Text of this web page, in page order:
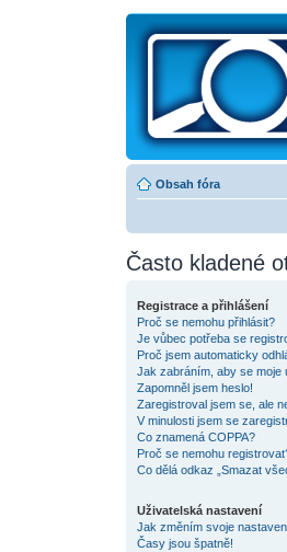
Obsah fóra
Často kladené
Registrace a přihlášení
Proč se nemohu přihlásit?
Je vůbec potřeba se
Proč jsem automaticky
Jak zabráním, aby se moje
Zapomněl jsem heslo!
Zaregistroval jsem se, ale
V minulosti jsem se
Co znamená COPPA?
Proč se nemohu
Co dělá odkaz „Smazat
Uživatelská nastavení
Jak změním svoje
Časy jsou špatně!